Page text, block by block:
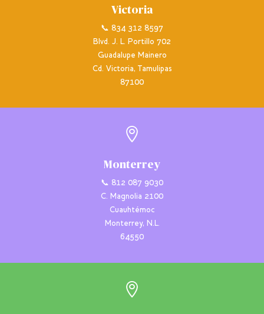
Victoria
📞 834 312 8597
Blvd. J. L. Portillo 702
Guadalupe Mainero
Cd. Victoria, Tamulipas
87100

Monterrey
📞 812 087 9030
C. Magnolia 2100
Cuauhtémoc
Monterrey, N.L.
64550
